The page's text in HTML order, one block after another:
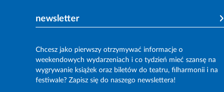
newsletter
Chcesz jako pierwszy otrzymywać informacje o
weekendowych wydarzeniach i co tydzień mieć szansę na
wygrywanie książek oraz biletów do teatru, filharmonii i na
festiwale? Zapisz się do naszego newslettera!